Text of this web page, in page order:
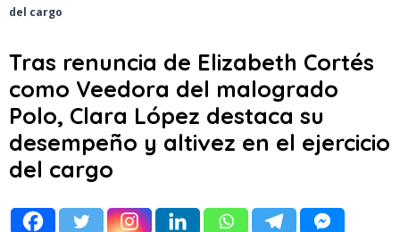
del cargo
Tras renuncia de Elizabeth Cortés
como Veedora del malogrado
Polo, Clara López destaca su
desempeño y altivez en el ejercicio
del cargo